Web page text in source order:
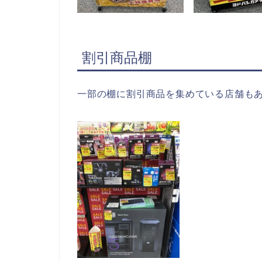
割引商品棚
一部の棚に割引商品を集めている店舗も